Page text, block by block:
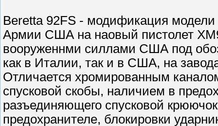
Beretta 92FS - модификация модели
Армии США на наовый пистолет
вооруженнми силлами США под
как в Италии, так и в США, на
Отличается хромированным
спусковой скобы, наличием в
разъединяющего спусковой
предохранителе, блокировки